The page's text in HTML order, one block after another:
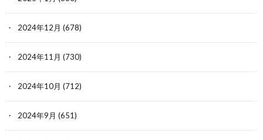
2024年12月 (678)
2024年11月 (730)
2024年10月 (712)
2024年9月 (651)